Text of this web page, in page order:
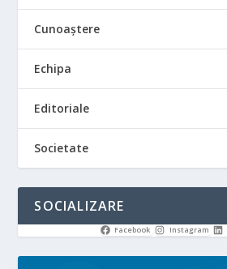
Cunoaștere
Echipa
Editoriale
Societate
SOCIALIZARE
Facebook Instagram